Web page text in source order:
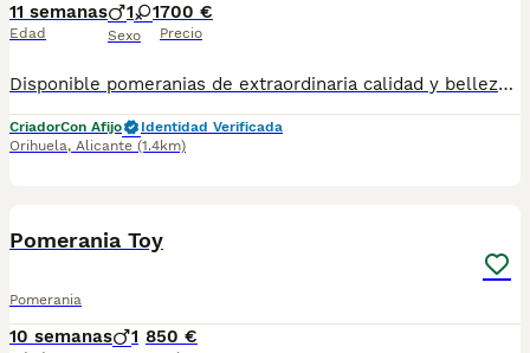
11 semanas
Edad
1 1
Sexo
700 €
Precio
Disponible pomeranias de extraordinaria calidad y belleza. Destacan por su tamaño compacto, su abundante y sedoso manto su carita dulce con expresión de bebé y su excelente estructura.
CriadorCon Afijo
Identidad Verificada
Orihuela, Alicante (1.4km)
Pomerania Toy
Pomerania
10 semanas 1 850 €